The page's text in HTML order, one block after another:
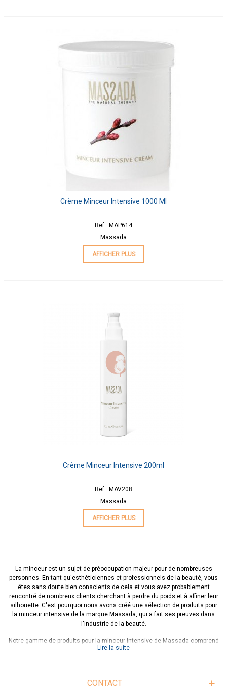
Crème Minceur Intensive 1000 Ml
Ref : MAP614
Massada
AFFICHER PLUS
Crème Minceur Intensive 200ml
Ref : MAV208
Massada
AFFICHER PLUS
La minceur est un sujet de préoccupation majeur pour de nombreuses
personnes. En tant qu'esthéticiennes et professionnels de la beauté, vous
êtes sans doute bien conscients de cela et vous avez probablement
rencontré de nombreux clients cherchant à perdre du poids et à affiner leur
silhouette. C'est pourquoi nous avons créé une sélection de produits pour
la minceur intensive de la marque Massada, qui a fait ses preuves dans
l'industrie de la beauté.
Notre gamme de produits pour la minceur intensive de Massada comprend
des crèmes amincissantes, des gels raffermissants, des huiles de
qualité supérieure, qui ont été rigoureusement testés pour leur efficacité.
Lire la suite
CONTACT